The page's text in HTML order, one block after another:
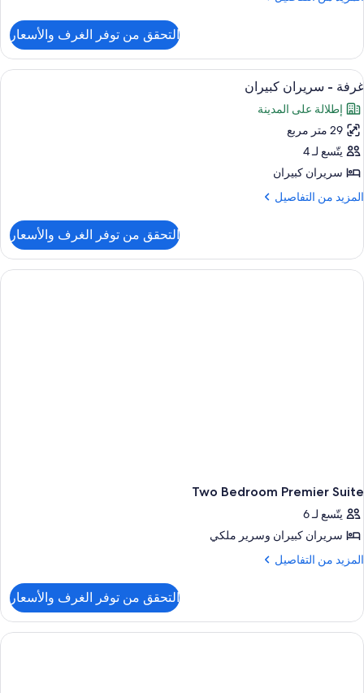
King
Room
التحقق من توفر الغرف والأسعار
استعراض
جميع
صور
غرفة
-
سريران
كبيران
أغطية فراش متميزة وألحفة محشوة
4
غرفة - سريران كبيران
إطلالة على المدينة
29 متر مربع
يتّسع لـ 4
سريران كبيران
المزيد من التفاصيل
المزيد
غرفة
سريران
التحقق من توفر الغرف والأسعار
Two Bedroom Premier Suite
يتّسع لـ 6
سريران كبيران‫‬ وسرير ملكي
المزيد من التفاصيل
المزيد
Two
Bedroom
Premier
التحقق من توفر الغرف والأسعار